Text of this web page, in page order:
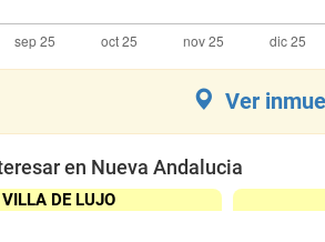
Ver
en Nueva Andalucia
VILLA DE LUJO